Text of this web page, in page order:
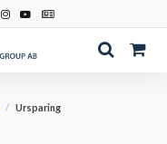
Ursparing